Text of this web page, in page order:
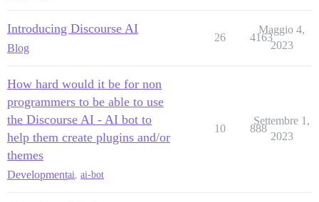
Introducing Discourse AI
Blog
26 4163
Maggio 4,
2023
How hard would it be for non
programmers to be able to use
the Discourse AI - AI bot to
help them create plugins and/or
themes
Developmentai, ai-bot
10 888
Settembre 1,
2023